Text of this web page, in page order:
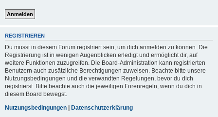
REGISTRIEREN
Du musst in diesem Forum registriert sein, um dich anmelden zu können. Die
Registrierung ist in wenigen Augenblicken erledigt und ermöglicht dir, auf
weitere Funktionen zuzugreifen. Die Board-Administration kann registrierten
Benutzern auch zusätzliche Berechtigungen zuweisen. Beachte bitte unsere
Nutzungsbedingungen und die verwandten Regelungen, bevor du dich
registrierst. Bitte beachte auch die jeweiligen Forenregeln, wenn du dich in
diesem Board bewegst.
Nutzungsbedingungen | Datenschutzerklärung